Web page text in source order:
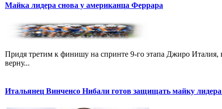
Майка лидера снова у американца Феррара
Придя третим к финишу на спринте 9-го этапа Джиро
верну...
Итальянец Винченсо Нибали готов защищать майку